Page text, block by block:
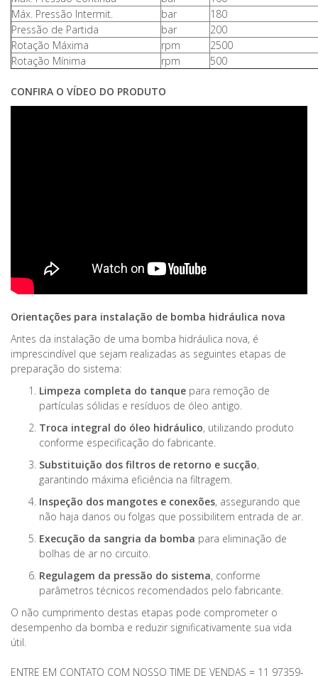
Máx. Pressão Intermit.
bar
180
Pressão de Partida
bar
200
Rotação Máxima
rpm
2500
Rotação Mínima
rpm 500
CONFIRA O VÍDEO DO PRODUTO
Orientações para instalação de bomba hidráulica nova
Antes da instalação de uma bomba hidráulica nova, é
imprescindível que sejam realizadas as seguintes etapas de
preparação do sistema:
Limpeza completa do tanque para remoção de
partículas sólidas e resíduos de óleo antigo.
Troca integral do óleo hidráulico, utilizando produto
conforme especificação do fabricante.
Substituição dos filtros de retorno e sucção,
garantindo máxima eficiência na filtragem.
Inspeção dos mangotes e conexões, assegurando que
não haja danos ou folgas que possibilitem entrada de ar.
Execução da sangria da bomba para eliminação de
bolhas de ar no circuito.
Regulagem da pressão do sistema, conforme
parâmetros técnicos recomendados pelo fabricante.
O não cumprimento destas etapas pode comprometer o
desempenho da bomba e reduzir significativamente sua vida
útil.
ENTRE EM CONTATO COM NOSSO TIME DE VENDAS = 11 97359-